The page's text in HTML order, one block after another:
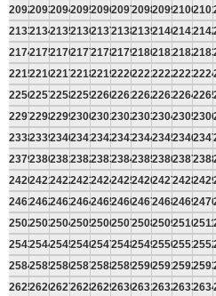
209220932094209520962097209820992100
213321342135213621372138213921402141
217421752176217721782179218021812182
221522162217221822192220222122222223
225622572258225922602261226222632264
229722982299230023012302230323042305
233823392340234123422343234423452346
237923802381238223832384238523862387
242024212422242324242425242624272428
246124622463246424652466246724682469
2502250325042505250625072508250925102511
254325442545254625472548254925502551
258425852586258725882589259025912592
262526262627262826292630263126322633